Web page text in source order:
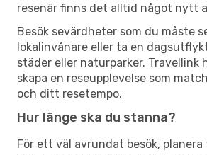
resenär finns det alltid något nytt
Besök sevärdheter som du måste
lokalinvånare eller ta en
städer eller naturparker. Travellink
skapa en reseupplevelse som
och ditt resetempo.
Hur länge ska du stanna?
För ett väl avrundat besök,